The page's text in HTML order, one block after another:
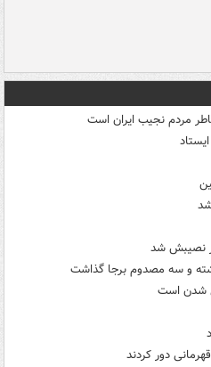
مردم نجیب ایران است
نصیبش شد
شدن است
دور کردند